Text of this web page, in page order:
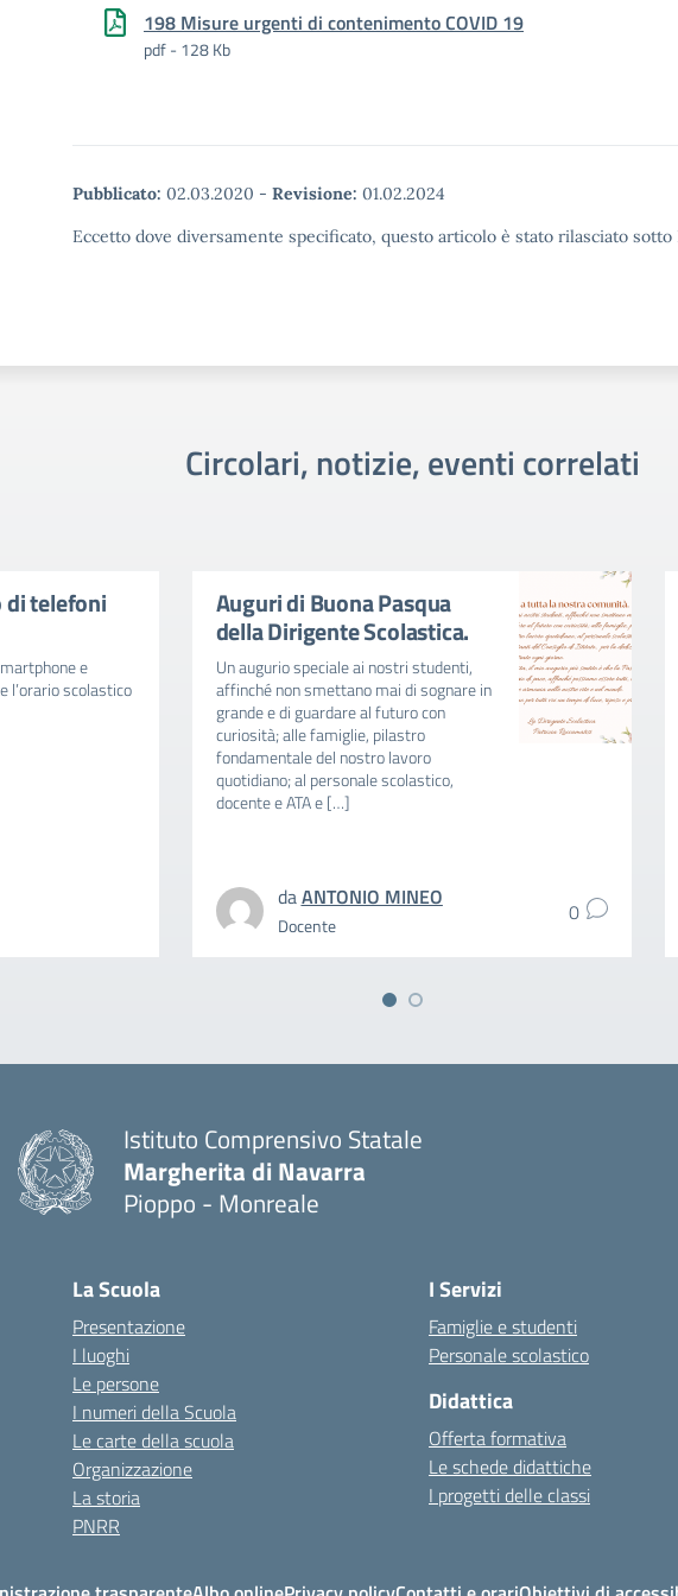
198 Misure urgenti di contenimento COVID 19
pdf - 128 Kb
Pubblicato: 02.03.2020 - Revisione: 01.02.2024
Eccetto dove diversamente specificato, questo articolo è stato rilasciato
Circolari, notizie, eventi correlati
di telefoni
e
l’orario scolastico
Auguri di Buona Pasqua
della Dirigente Scolastica.
Un augurio speciale ai nostri studenti,
affinché non smettano mai di sognare in
grande e di guardare al futuro con
curiosità; alle famiglie, pilastro
fondamentale del nostro lavoro
quotidiano; al personale scolastico,
docente e ATA e […]
daANTONIO MINEO
Docente 0
Istituto Comprensivo Statale
Margherita di Navarra
Pioppo - Monreale
La Scuola
Presentazione
I luoghi
Le persone
I numeri della Scuola
Le carte della scuola
Organizzazione
La storia
PNRR
I Servizi
Famiglie e studenti
Personale scolastico
Didattica
Offerta formativa
Le schede didattiche
I progetti delle classi